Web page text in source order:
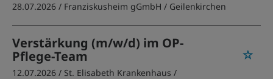
28.07.2026 / Franziskusheim gGmbH / Geilenkirchen
Verstärkung (m/w/d) im OP-
Pflege-Team
12.07.2026 / St. Elisabeth Krankenhaus /